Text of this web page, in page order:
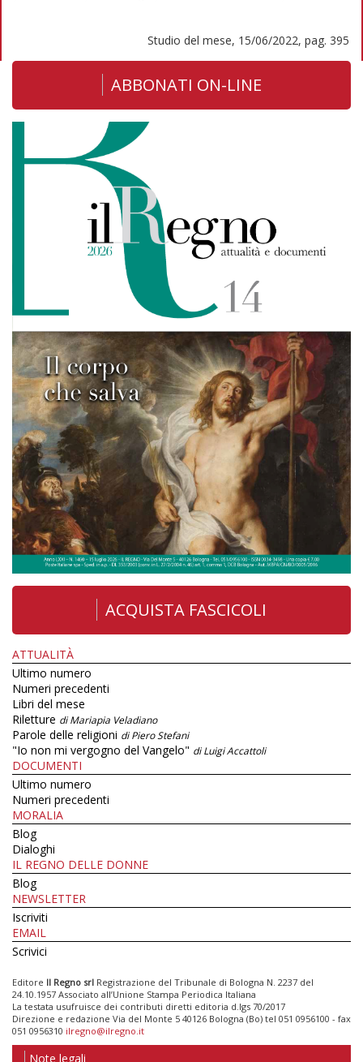
Studio del mese, 15/06/2022, pag. 395
ABBONATI ON-LINE
ACQUISTA FASCICOLI
ATTUALITÀ
Ultimo numero
Numeri precedenti
Libri del mese
Riletture di Mariapia Veladiano
Parole delle religioni di Piero Stefani
"Io non mi vergogno del Vangelo" di Luigi Accattoli
DOCUMENTI
Ultimo numero
Numeri precedenti
MORALIA
Blog
Dialoghi
IL REGNO DELLE DONNE
Blog
NEWSLETTER
Iscriviti
EMAIL
Scrivici
Editore Il Regno srl Registrazione del Tribunale di Bologna N. 2237 del
24.10.1957 Associato all’Unione Stampa Periodica Italiana
La testata usufruisce dei contributi diretti editoria d.lgs 70/2017
Direzione e redazione Via del Monte 5 40126 Bologna (Bo) tel 051 0956100 - fax
051 0956310 ilregno@ilregno.it
Note legali